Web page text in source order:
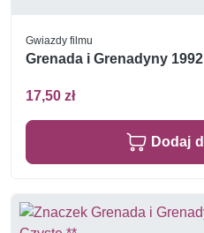
Gwiazdy filmu
Grenada i Grenadyny
17,50 zł
Dodaj